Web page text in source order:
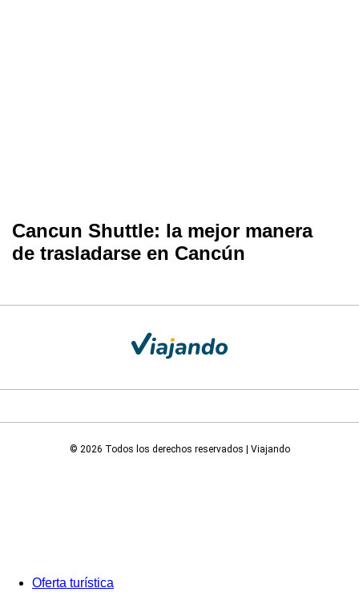
Cancun Shuttle: la mejor manera
de trasladarse en Cancún
© 2026 Todos los derechos reservados | Viajando
Oferta turística